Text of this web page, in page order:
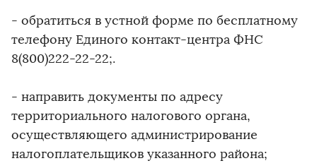
- обратиться в устной форме по бесплатному
телефону Единого контакт-центра ФНС
8(800)222-22-22;.
- направить документы по адресу
территориального налогового органа,
осуществляющего администрирование
налогоплательщиков указанного района;